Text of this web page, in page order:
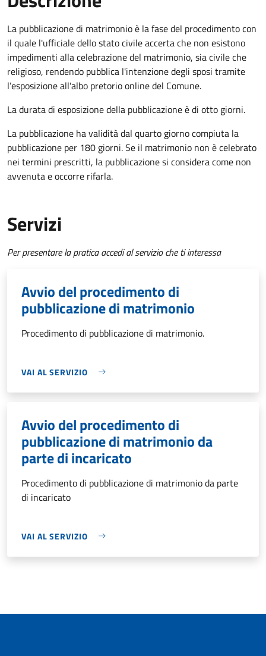
La pubblicazione di matrimonio è la fase del procedimento con
il quale l'ufficiale dello stato civile accerta che non esistono
impedimenti alla celebrazione del matrimonio, sia civile che
religioso, rendendo pubblica l'intenzione degli sposi tramite
l’esposizione all'albo pretorio online del Comune.
La durata di esposizione della pubblicazione è di otto giorni.
La pubblicazione ha validità dal quarto giorno compiuta la
pubblicazione per 180 giorni. Se il matrimonio non è celebrato
nei termini prescritti, la pubblicazione si considera come non
avvenuta e occorre rifarla.
Servizi
Per presentare la pratica accedi al servizio che ti interessa
Avvio del procedimento di
pubblicazione di matrimonio
Procedimento di pubblicazione di matrimonio.
VAI AL SERVIZIO
Avvio del procedimento di
pubblicazione di matrimonio da
parte di incaricato
Procedimento di pubblicazione di matrimonio da parte
di incaricato
VAI AL SERVIZIO